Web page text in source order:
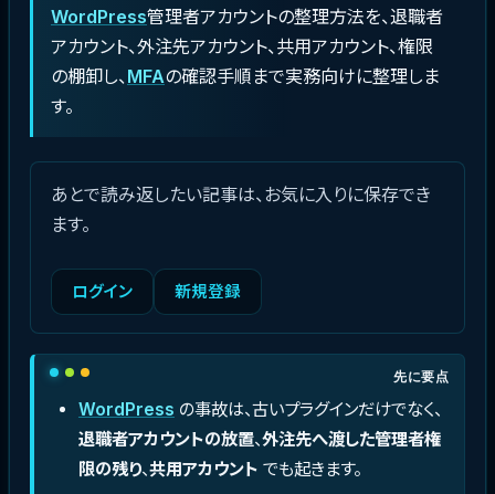
WordPress管理者アカウントの整理方法を、退職者
アカウント、外注先アカウント、共用アカウント、権限
の棚卸し、MFAの確認手順まで実務向けに整理しま
す。
あとで読み返したい記事は、お気に入りに保存でき
ます。
ログイン 新規登録
先に要点
WordPress の事故は、古いプラグインだけでなく、
退職者アカウントの放置、外注先へ渡した管理者権
限の残り、共用アカウント でも起きます。